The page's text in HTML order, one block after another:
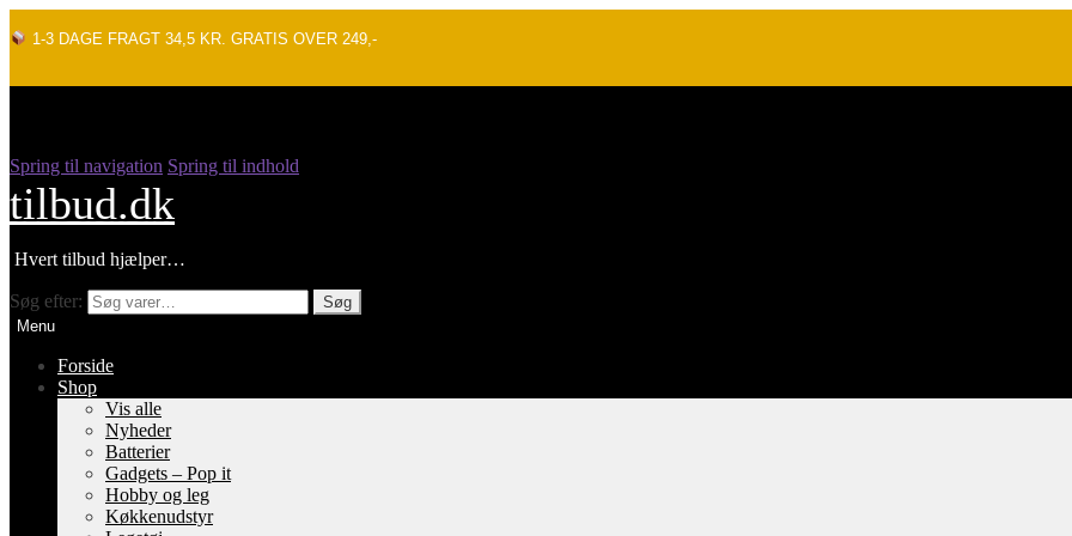
1-3 DAGE FRAGT 34,5 KR. GRATIS OVER 249,-
Spring til navigation Spring til indhold
tilbud.dk
Hvert tilbud hjælper…
Søg efter:
Søg
Menu
Forside
Shop
Vis alle
Nyheder
Batterier
Gadgets – Pop it
Hobby og leg
Køkkenudstyr